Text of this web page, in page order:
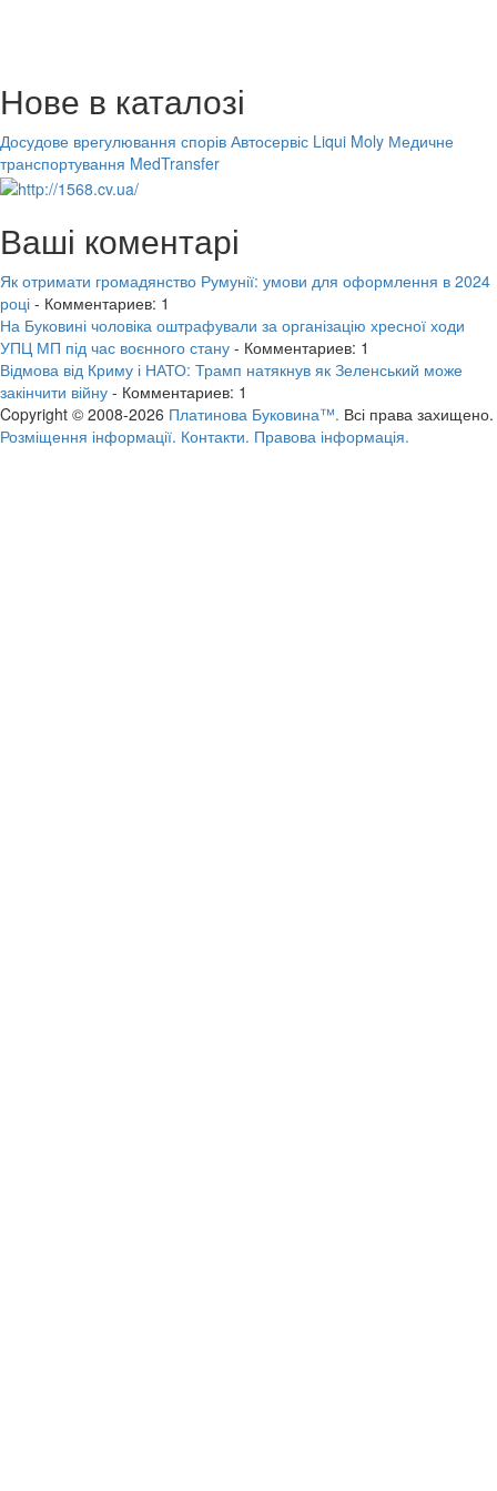
Нове в каталозі
Досудове врегулювання спорів Автосервіс Liqui Moly Медичне
транспортування MedTransfer
Ваші коментарі
Як отримати громадянство Румунії: умови для оформлення в 2024
році - Комментариев: 1
На Буковині чоловіка оштрафували за організацію хресної ходи
УПЦ МП під час воєнного стану - Комментариев: 1
Відмова від Криму і НАТО: Трамп натякнув як Зеленський може
закінчити війну - Комментариев: 1
Copyright © 2008-2026 Платинова Буковина™. Всі права захищено.
Розміщення інформації. Контакти. Правова інформація.